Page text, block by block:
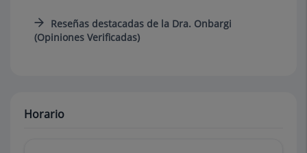
Reseñas destacadas de la Dra. Onbargi
(Opiniones Verificadas)
Horario